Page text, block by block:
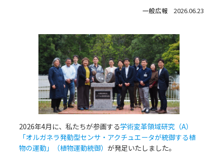
Prospective
●ニュースNews
●アクセス Access
一般広報 2026.06.23
2026年4月に、私たちが参画する学術変革領域研究（A）
「オルガネラ発動型センサ・アクチュエータが統御する植
物の運動」（植物運動統御） が発足いたしました。